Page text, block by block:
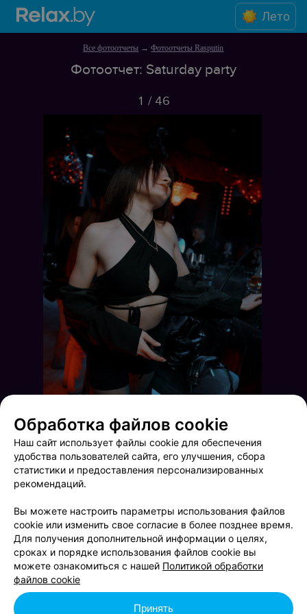
Лето
Все фотоотчеты →Фотоотчеты Rasputin
Фотоотчет: Saturday party
1 / 46
Friday party Saturday party
Обработка файлов cookie
Наш сайт использует файлы cookie для обеспечения
удобства пользователей сайта, его улучшения, сбора
статистики и предоставления персонализированных
рекомендаций.
Вы можете настроить параметры использования файлов
cookie или изменить свое согласие в более позднее время.
Для получения дополнительной информации о целях,
сроках и порядке использования файлов cookie вы
можете ознакомиться с нашей Политикой обработки
файлов cookie
Принять